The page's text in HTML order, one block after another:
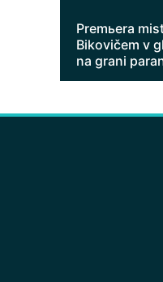
Premьera
Bikovičem v
na grani